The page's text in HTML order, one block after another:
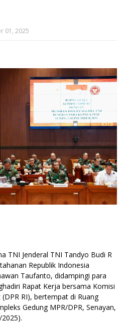
01, 2025
TNI Jenderal TNI Tandyo Budi R
Republik Indonesia
Taufanto, didampingi para
Rapat Kerja bersama Komisi
RI), bertempat di Ruang
Gedung MPR/DPR, Senayan,